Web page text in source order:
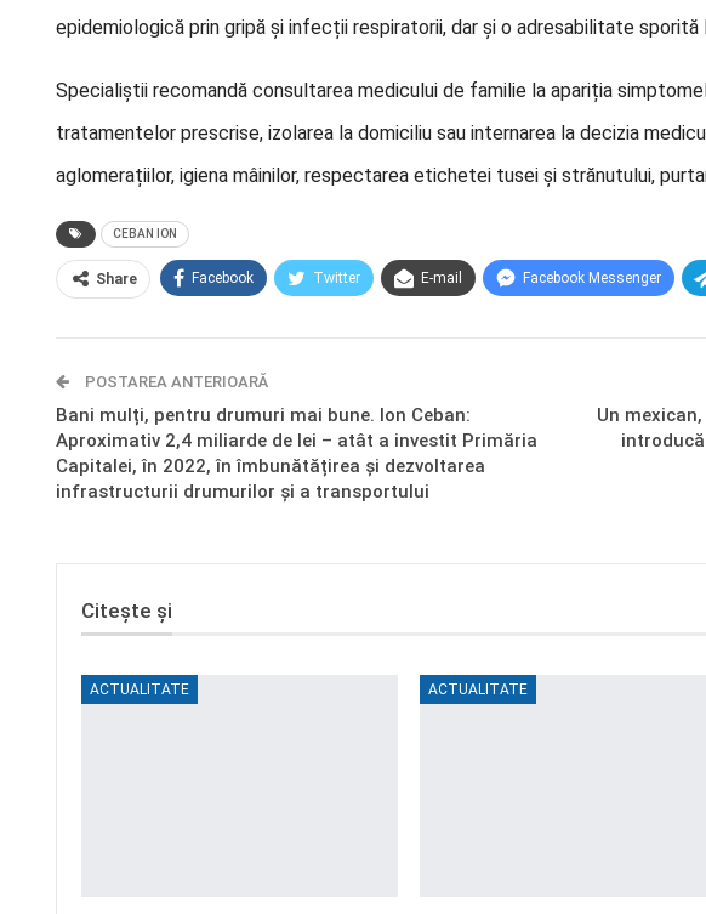
epidemiologică prin gripă și infecții respiratorii, dar și o adresabilitate sporită
Specialiștii recomandă consultarea medicului de familie la apariția
tratamentelor prescrise, izolarea la domiciliu sau internarea la decizia
aglomerațiilor, igiena mâinilor, respectarea etichetei tusei și strănutului,
CEBAN ION
Share Facebook Twitter E-mail Facebook Messenger
POSTAREA ANTERIOARĂ
Bani mulți, pentru drumuri mai bune. Ion Ceban:
Aproximativ 2,4 miliarde de lei – atât a investit Primăria
Capitalei, în 2022, în îmbunătățirea și dezvoltarea
infrastructurii drumurilor și a transportului
Un
Citește și
ACTUALITATE ACTUALITATE